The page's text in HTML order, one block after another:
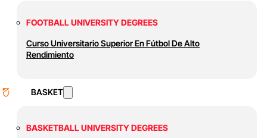
FOOTBALL UNIVERSITY DEGREES
Curso Universitario Superior En Fútbol De Alto
Rendimiento
BASKET
BASKETBALL UNIVERSITY DEGREES